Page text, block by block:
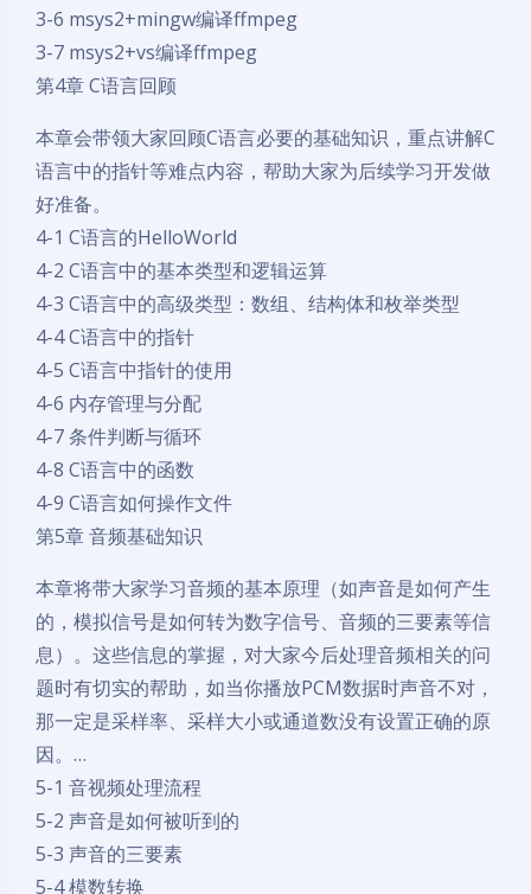
3-6 msys2+mingw编译ffmpeg
3-7 msys2+vs编译ffmpeg
第4章 C语言回顾
本章会带领大家回顾C语言必要的基础知识，重点讲解C
语言中的指针等难点内容，帮助大家为后续学习开发做
好准备。
4-1 C语言的HelloWorld
4-2 C语言中的基本类型和逻辑运算
4-3 C语言中的高级类型：数组、结构体和枚举类型
4-4 C语言中的指针
4-5 C语言中指针的使用
4-6 内存管理与分配
4-7 条件判断与循环
4-8 C语言中的函数
4-9 C语言如何操作文件
第5章 音频基础知识
本章将带大家学习音频的基本原理（如声音是如何产生
的，模拟信号是如何转为数字信号、音频的三要素等信
息）。这些信息的掌握，对大家今后处理音频相关的问
题时有切实的帮助，如当你播放PCM数据时声音不对，
那一定是采样率、采样大小或通道数没有设置正确的原
因。…
5-1 音视频处理流程
5-2 声音是如何被听到的
5-3 声音的三要素
5-4 模数转换